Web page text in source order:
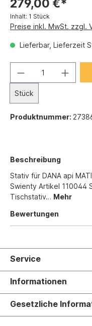
279,00 €*
Inhalt: 1 Stück
Preise inkl. MwSt. zzgl.
Lieferbar, Lieferzeit
Stück
Produktnummer:
Beschreibung
Stativ für DANA api
Swienty Artikel 110044
Tischstativ… Mehr
Bewertungen
Service
Informationen
Gesetzliche